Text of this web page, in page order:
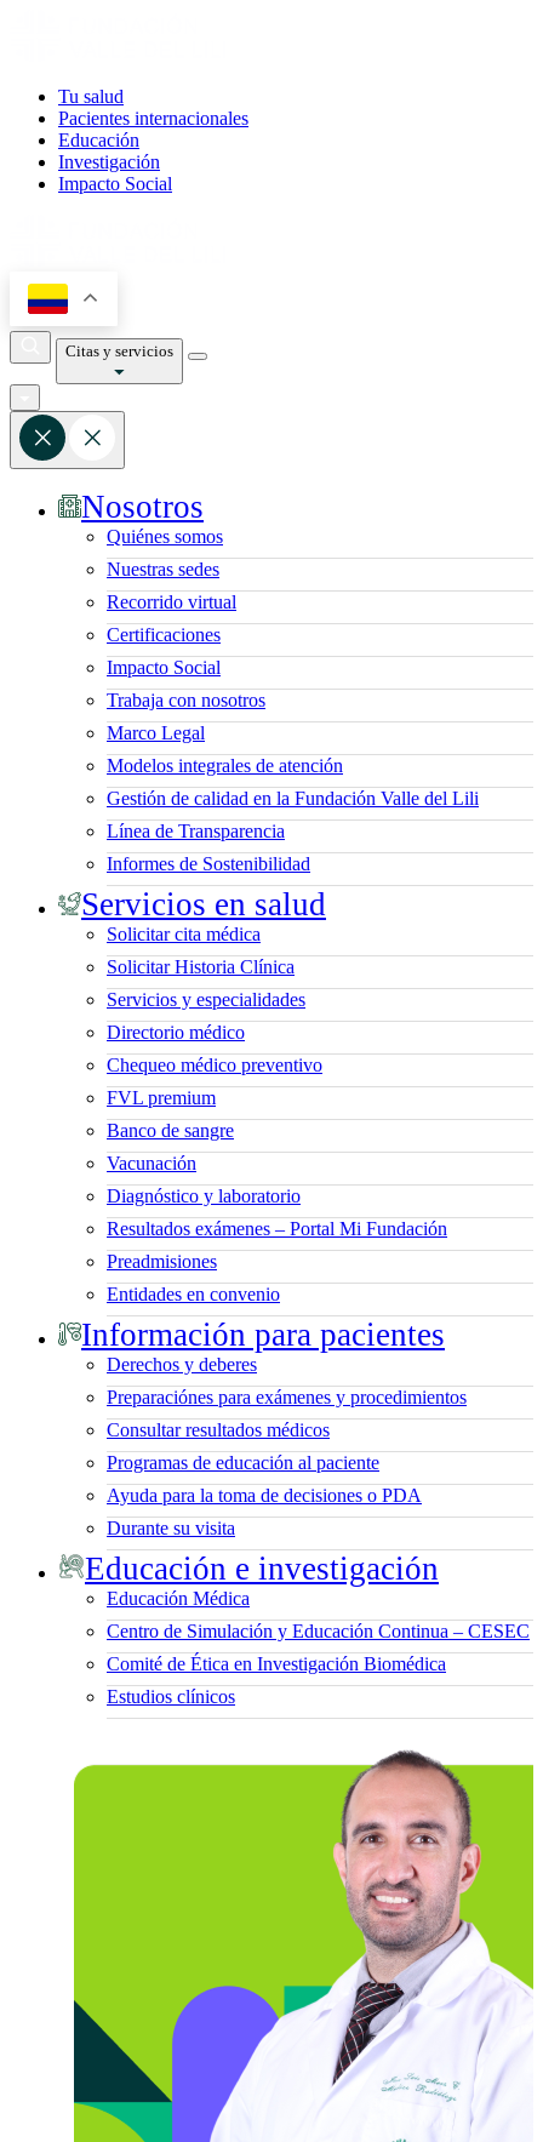
Tu salud
Pacientes internacionales
Educación
Investigación
Impacto Social
Citas y servicios
Nosotros
Quiénes somos
Nuestras sedes
Recorrido virtual
Certificaciones
Impacto Social
Trabaja con nosotros
Marco Legal
Modelos integrales de atención
Gestión de calidad en la Fundación Valle del Lili
Línea de Transparencia
Informes de Sostenibilidad
Servicios en salud
Solicitar cita médica
Solicitar Historia Clínica
Servicios y especialidades
Directorio médico
Chequeo médico preventivo
FVL premium
Banco de sangre
Vacunación
Diagnóstico y laboratorio
Resultados exámenes – Portal Mi Fundación
Preadmisiones
Entidades en convenio
Información para pacientes
Derechos y deberes
Preparaciónes para exámenes y procedimientos
Consultar resultados médicos
Programas de educación al paciente
Ayuda para la toma de decisiones o PDA
Durante su visita
Educación e investigación
Educación Médica
Centro de Simulación y Educación Continua – CESEC
Comité de Ética en Investigación Biomédica
Estudios clínicos